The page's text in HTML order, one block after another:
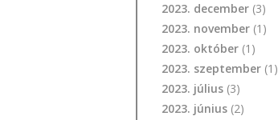
2023. december (3)
2023. november (1)
2023. október (1)
2023. szeptember (1)
2023. július (3)
2023. június (2)